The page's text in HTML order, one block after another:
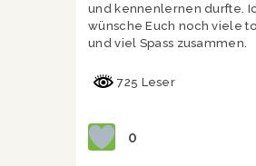
und kennenlernen durfte.
wünsche Euch noch viele
und viel Spass zusammen.
725 Leser
0